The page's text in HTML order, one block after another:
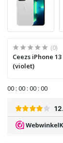
(0)
Ceezs iPhone
(violet)
00 : 00 : 00 : 00